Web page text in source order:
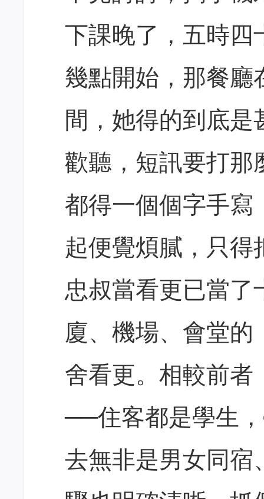
下課晚了，五時四
幾點開始，那餐廳
間，她得的到底
歡聽，短訊要打那
都得一個個字手寫
起便覺煩膩，只得
忠叔當看更已當了
廈、機場、會堂的
舍看更。相較前者
──住客都是學生
去無非是男女同宿